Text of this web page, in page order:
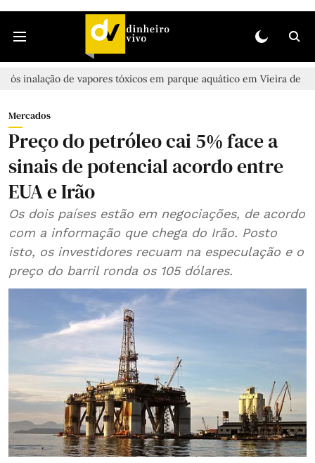
de vapores tóxicos em parque aquático em Vieira de Leiria
Mercados
Preço do petróleo cai 5% face a
sinais de potencial acordo entre
EUA e Irão
Os dois países estão em negociações, de acordo
com a informação que chega do Irão. Posto
isto, os investidores recuam na especulação e o
preço do barril ronda os 105 dólares.